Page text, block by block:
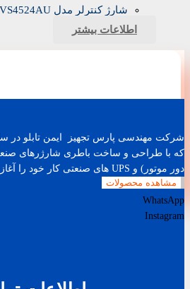
شارژ کنترلر مدل VS4524AU سری PWM برند EPEVER
اطلاعات بیشتر
مشاهده محصولات
دور موتور) و UPS های صنعتی کار خود را آغاز نمود.
WhatsApp
Instagram